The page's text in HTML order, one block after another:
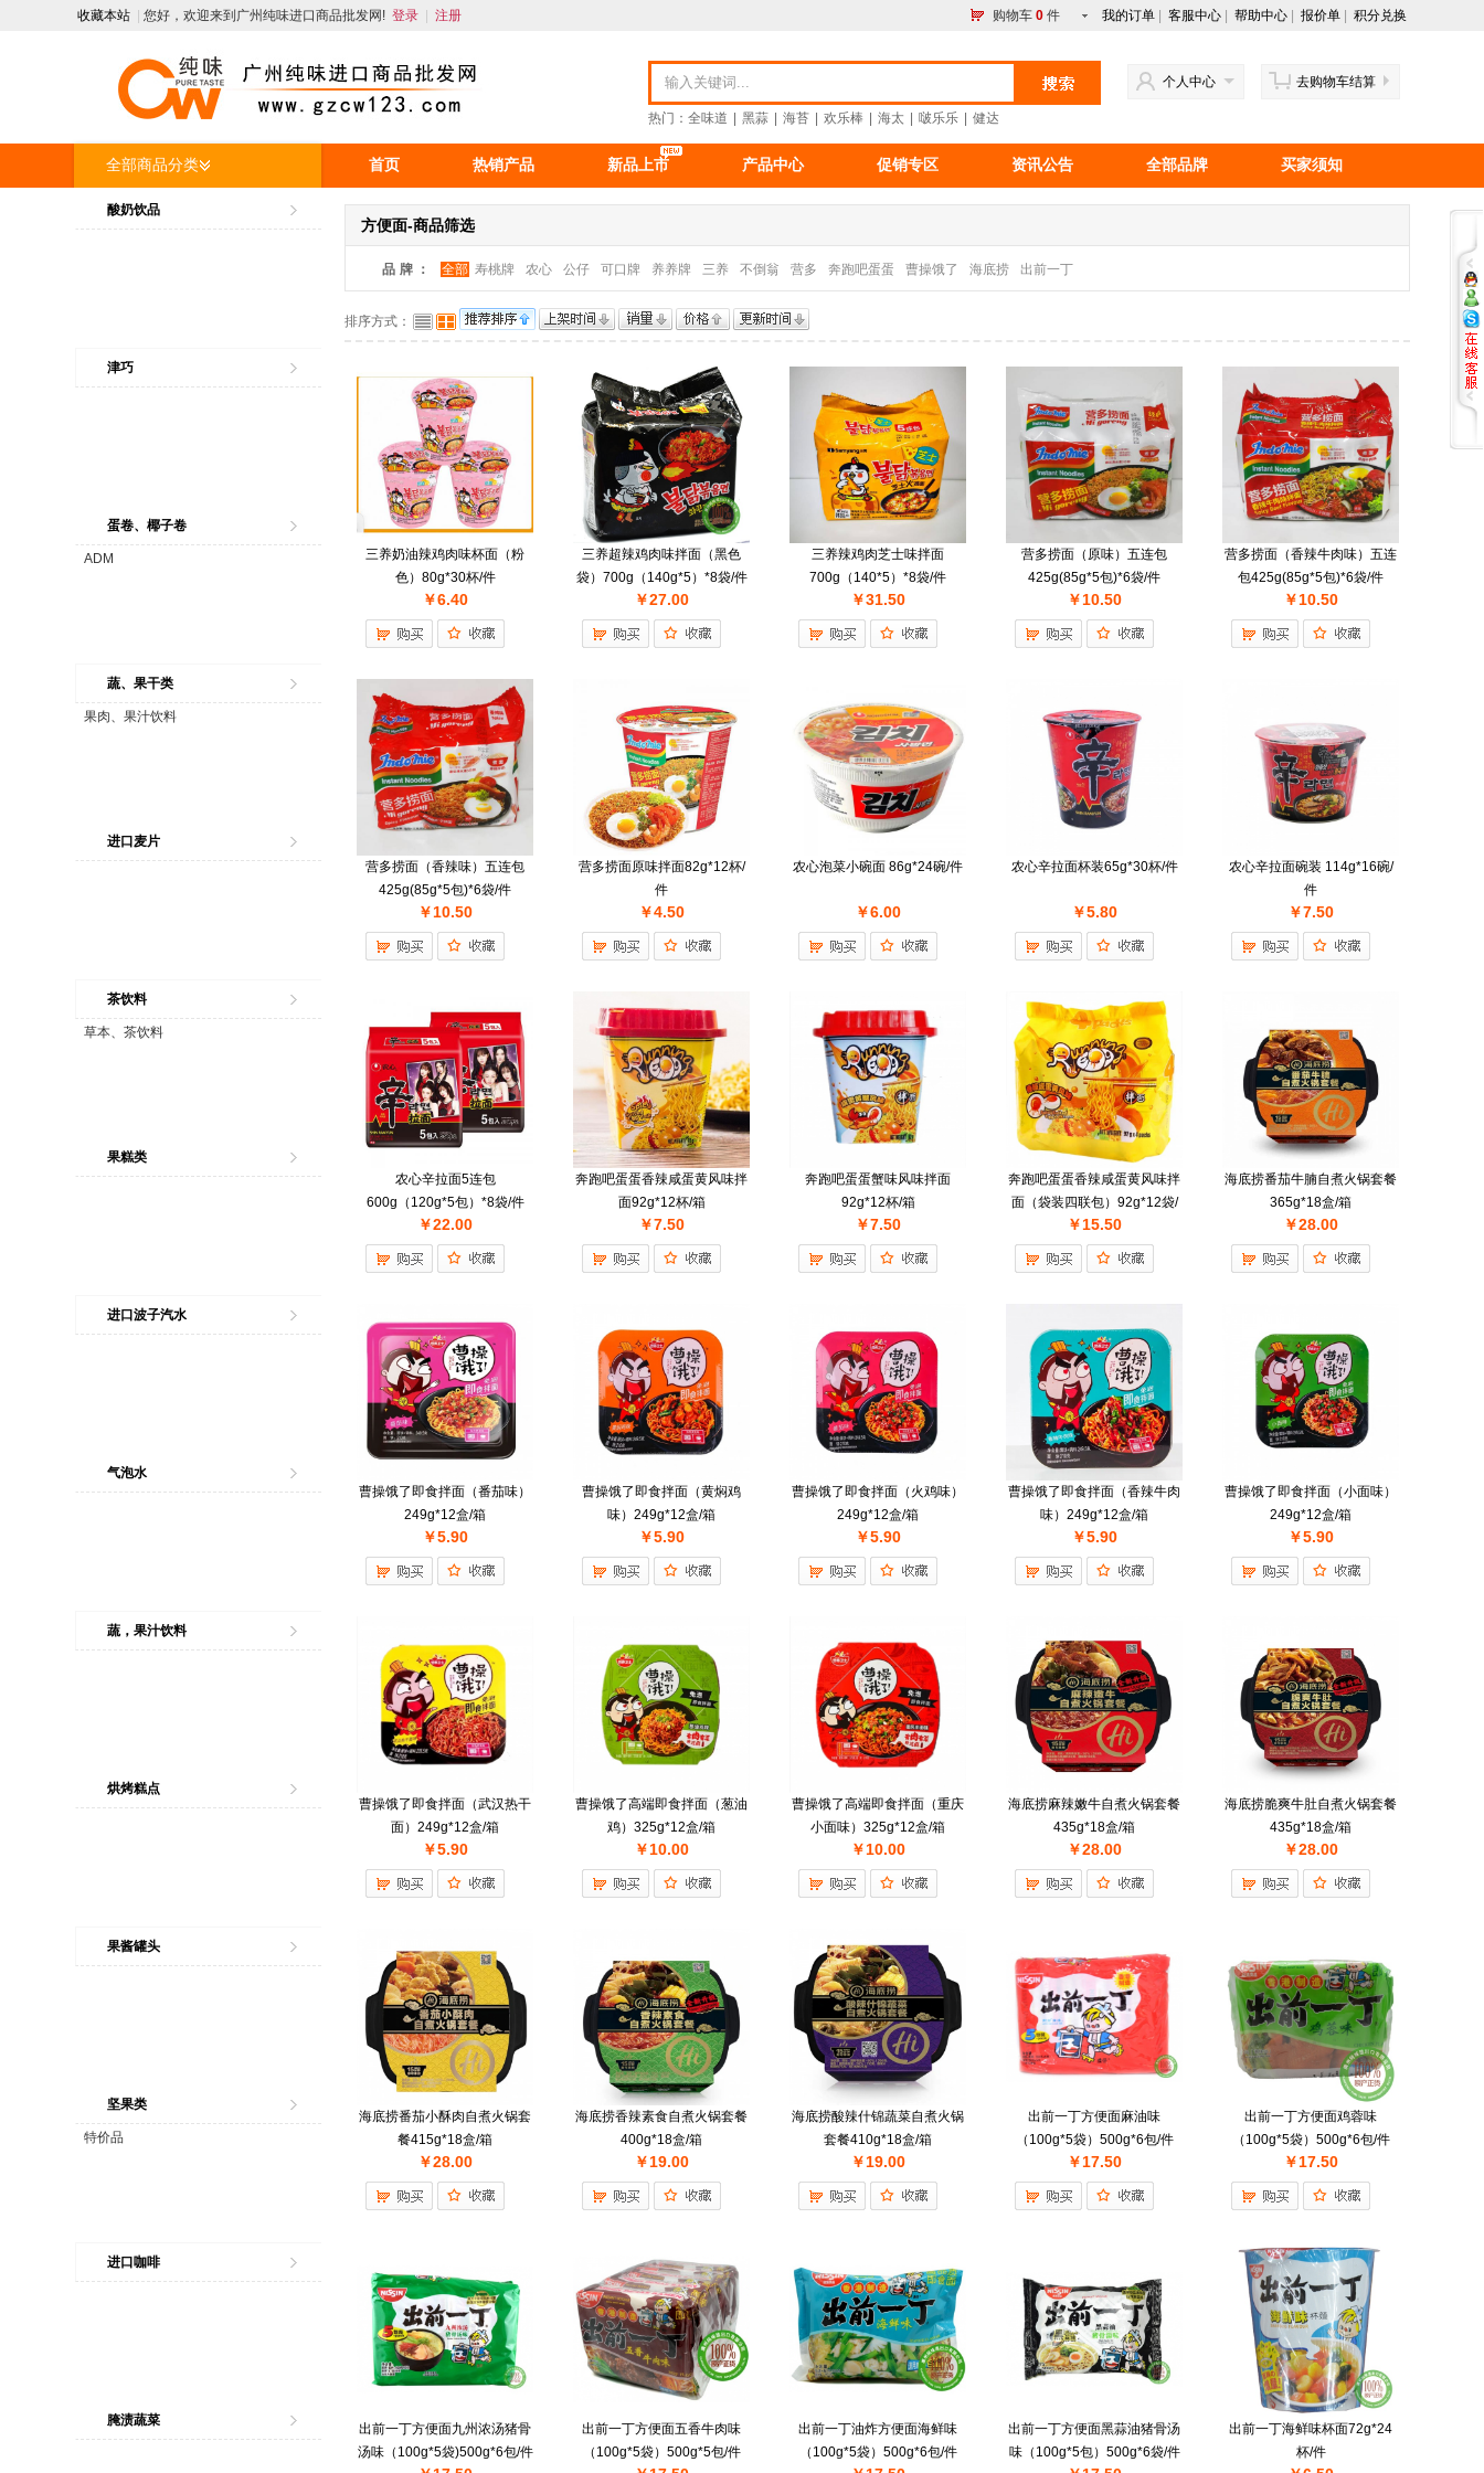
收藏本站 您好，欢迎来到广州纯味进口商品批发网! 登录 注册 我的订单 客服中心 帮助中心 报价单 积分兑换
购物车 0 件
热门： 全味道 黑蒜 海苔 欢乐棒 海太 啵乐乐 健达
个人中心 去购物车结算
全部商品分类
酸奶饮品
津巧
蛋卷、椰子卷
ADM
蔬、果干类
果肉、果汁饮料
进口麦片
茶饮料
草本、茶饮料
果糕类
进口波子汽水
气泡水
蔬，果汁饮料
烘烤糕点
果酱罐头
坚果类
特价品
进口咖啡
腌渍蔬菜
首页 热销产品 新品上市 产品中心 促销专区 资讯公告 全部品牌 买家须知
人才招聘 资讯 食品资讯 公司新闻 重要公告 行情资讯 新手上路 马来西亚产品
方便面-商品筛选
品牌： 全部 寿桃牌 农心 公仔 可口牌 养养牌 三养 不倒翁 营多 奔跑吧蛋蛋 曹操饿了 海底捞 出前一丁
排序方式：
三养奶油辣鸡肉味杯面（粉
色）80g*30杯/件
￥6.40
三养超辣鸡肉味拌面（黑色
袋）700g（140g*5）*8袋/件
￥27.00
三养辣鸡肉芝士味拌面
700g（140*5）*8袋/件
￥31.50
营多捞面（原味）五连包
425g(85g*5包)*6袋/件
￥10.50
营多捞面（香辣牛肉味）五连
包425g(85g*5包)*6袋/件
￥10.50
营多捞面（香辣味）五连包
425g(85g*5包)*6袋/件
￥10.50
营多捞面原味拌面82g*12杯/
件
￥4.50
农心泡菜小碗面 86g*24碗/件
￥6.00
农心辛拉面杯装65g*30杯/件
￥5.80
农心辛拉面碗装 114g*16碗/
件
￥7.50
农心辛拉面5连包
600g（120g*5包）*8袋/件
￥22.00
奔跑吧蛋蛋香辣咸蛋黄风味拌
面92g*12杯/箱
￥7.50
奔跑吧蛋蛋蟹味风味拌面
92g*12杯/箱
￥7.50
奔跑吧蛋蛋香辣咸蛋黄风味拌
面（袋装四联包）92g*12袋/
件
￥15.50
海底捞番茄牛腩自煮火锅套餐
365g*18盒/箱
￥28.00
曹操饿了即食拌面（番茄味）
249g*12盒/箱
￥5.90
曹操饿了即食拌面（黄焖鸡
味）249g*12盒/箱
￥5.90
曹操饿了即食拌面（火鸡味）
249g*12盒/箱
￥5.90
曹操饿了即食拌面（香辣牛肉
味）249g*12盒/箱
￥5.90
曹操饿了即食拌面（小面味）
249g*12盒/箱
￥5.90
曹操饿了即食拌面（武汉热干
面）249g*12盒/箱
￥5.90
曹操饿了高端即食拌面（葱油
鸡）325g*12盒/箱
￥10.00
曹操饿了高端即食拌面（重庆
小面味）325g*12盒/箱
￥10.00
海底捞麻辣嫩牛自煮火锅套餐
435g*18盒/箱
￥28.00
海底捞脆爽牛肚自煮火锅套餐
435g*18盒/箱
￥28.00
海底捞番茄小酥肉自煮火锅套
餐415g*18盒/箱
￥28.00
海底捞香辣素食自煮火锅套餐
400g*18盒/箱
￥19.00
海底捞酸辣什锦蔬菜自煮火锅
套餐410g*18盒/箱
￥19.00
出前一丁方便面麻油味
（100g*5袋）500g*6包/件
￥17.50
出前一丁方便面鸡蓉味
（100g*5袋）500g*6包/件
￥17.50
出前一丁方便面九州浓汤猪骨
汤味（100g*5袋)500g*6包/件
出前一丁方便面五香牛肉味
（100g*5袋）500g*5包/件
出前一丁油炸方便面海鲜味
（100g*5袋）500g*6包/件
出前一丁方便面黑蒜油猪骨汤
味（100g*5包）500g*6袋/件
出前一丁海鲜味杯面72g*24
杯/件